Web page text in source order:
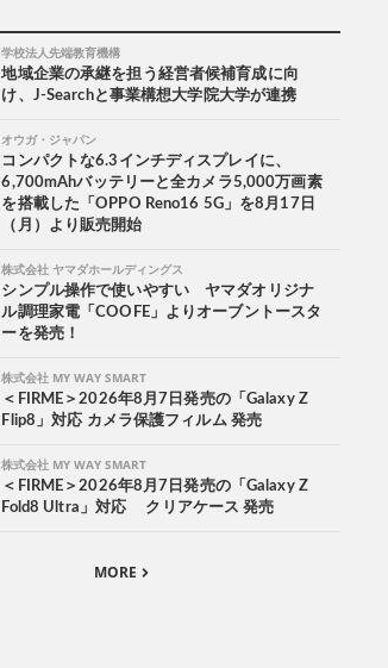
学校法人先端教育機構
地域企業の承継を担う経営者候補育成に向
け、J-Searchと事業構想大学院大学が連携
オウガ・ジャパン
コンパクトな6.3インチディスプレイに、
6,700mAhバッテリーと全カメラ5,000万画素
を搭載した「OPPO Reno16 5G」を8月17日
（月）より販売開始
株式会社 ヤマダホールディングス
シンプル操作で使いやすい ヤマダオリジナ
ル調理家電「COOFE」よりオーブントースタ
ーを発売！
株式会社 MY WAY SMART
＜FIRME＞2026年8月7日発売の「Galaxy Z
Flip8」対応 カメラ保護フィルム 発売
株式会社 MY WAY SMART
＜FIRME＞2026年8月7日発売の「Galaxy Z
Fold8 Ultra」対応 クリアケース 発売
MORE